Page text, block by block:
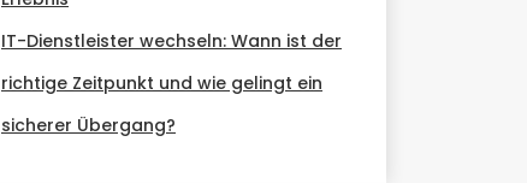
IT-Dienstleister wechseln: Wann ist der
richtige Zeitpunkt und wie gelingt ein
sicherer Übergang?